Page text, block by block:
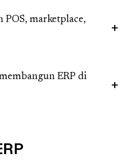
POS, marketplace,
ERP di